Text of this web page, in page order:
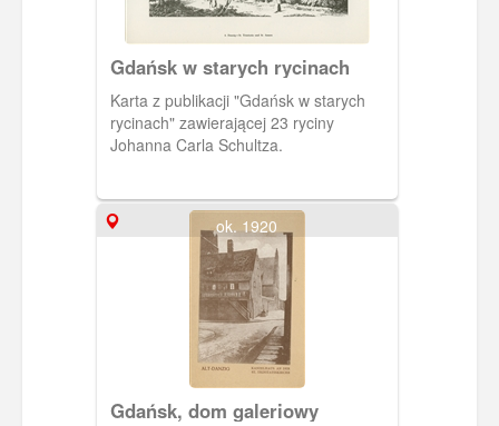
Gdańsk w starych rycinach
Karta z publikacji "Gdańsk w starych
rycinach" zawierającej 23 ryciny
Johanna Carla Schultza.
ok. 1920
Gdańsk, dom galeriowy